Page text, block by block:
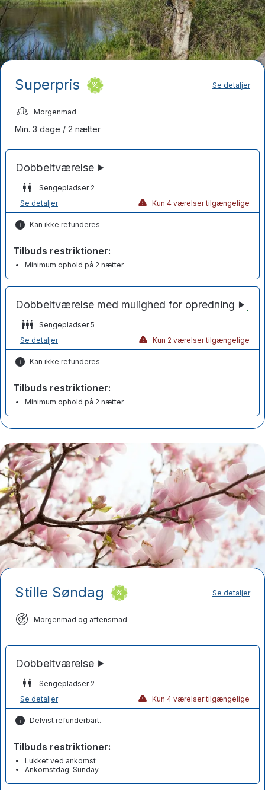
Superpris Se detaljer
Morgenmad
Min. 3 dage / 2 nætter
Sengepladser 2
Se detaljer
Kun 4 værelser tilgængelige
Kan ikke refunderes
Tilbuds restriktioner:
Minimum ophold på 2 nætter
Sengepladser 5
Se detaljer
Kun 2 værelser tilgængelige
Kan ikke refunderes
Tilbuds restriktioner:
Minimum ophold på 2 nætter
Stille Søndag Se detaljer
Morgenmad og aftensmad
Sengepladser 2
Se detaljer
Kun 4 værelser tilgængelige
Delvist refunderbart.
Tilbuds restriktioner:
Lukket ved ankomst
Ankomstdag: Sunday